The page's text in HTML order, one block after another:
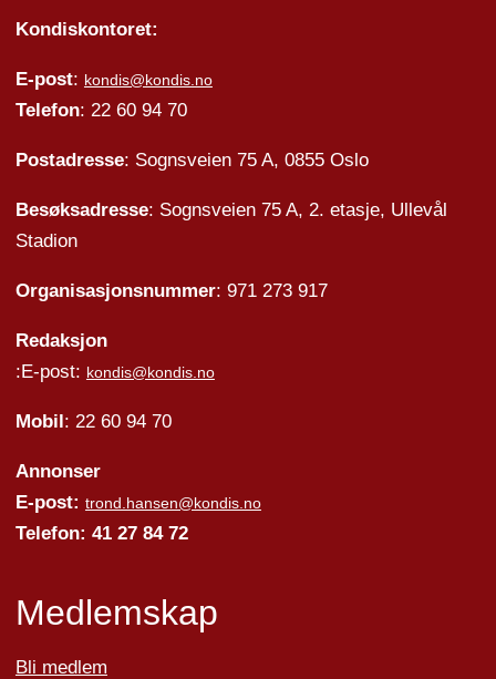
Kondiskontoret:
E-post: kondis@kondis.no
Telefon: 22 60 94 70
Postadresse: Sognsveien 75 A, 0855 Oslo
Besøksadresse: Sognsveien 75 A, 2. etasje, Ullevål
Stadion
Organisasjonsnummer: 971 273 917
Redaksjon
:E-post: kondis@kondis.no
Mobil: 22 60 94 70
Annonser
E-post: trond.hansen@kondis.no
Telefon: 41 27 84 72
Medlemskap
Bli medlem